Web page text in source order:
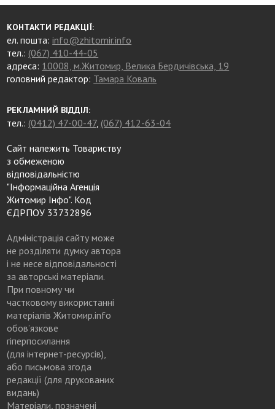
КОНТАКТИ РЕДАКЦІЇ:
ел. пошта:info@zhitomir.info
тел.: (067) 410-44-05
адреса: 10008, м.Житомир, Велика Бердичівська, 19
головний редактор: Тамара Коваль
РЕКЛАМНИЙ ВІДДІЛ:
тел.: (0412) 47-00-47, (067) 412-63-04
Сайт належить Товариству
з обмеженою
відповідальністю
"Інформаційна Агенція
Житомир Інфо". Код
ЄДРПОУ 33732896
Адміністрація сайту може
не розділяти думку автора
і не несе відповідальності
за авторські матеріали.
При повному чи
частковому використанні
матеріалів Житомир.info
обов’язкове
гіперпосилання
(для інтернет-ресурсів),
або письмова згода
редакції (для друкованих
видань)
Матеріали, позначені